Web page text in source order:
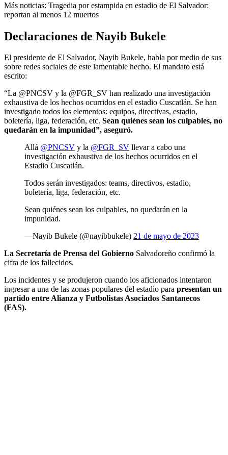
Más noticias: Tragedia por estampida en estadio de El Salvador:
reportan al menos 12 muertos
Declaraciones de Nayib Bukele
El presidente de El Salvador, Nayib Bukele, habla por medio de sus
sobre redes sociales de este lamentable hecho. El mandato está
escrito:
“La @PNCSV y la @FGR_SV han realizado una investigación
exhaustiva de los hechos ocurridos en el estadio Cuscatlán. Se han
investigado todos los elementos: equipos, directivas, estadio,
boletería, liga, federación, etc. Sean quiénes sean los culpables, no
quedarán en la impunidad”, aseguró.
Allá @PNCSV y la @FGR_SV llevar a cabo una
investigación exhaustiva de los hechos ocurridos en el
Estadio Cuscatlán.
Todos serán investigados: teams, directivos, estadio,
boletería, liga, federación, etc.
Sean quiénes sean los culpables, no quedarán en la
impunidad.
—Nayib Bukele (@nayibbukele) 21 de mayo de 2023
La Secretaría de Prensa del Gobierno Salvadoreño confirmó la
cifra de los fallecidos.
Los incidentes y se produjeron cuando los aficionados intentaron
ingresar a una de las zonas populares del estadio para presentan un
partido entre Alianza y Futbolistas Asociados Santanecos
(FAS).